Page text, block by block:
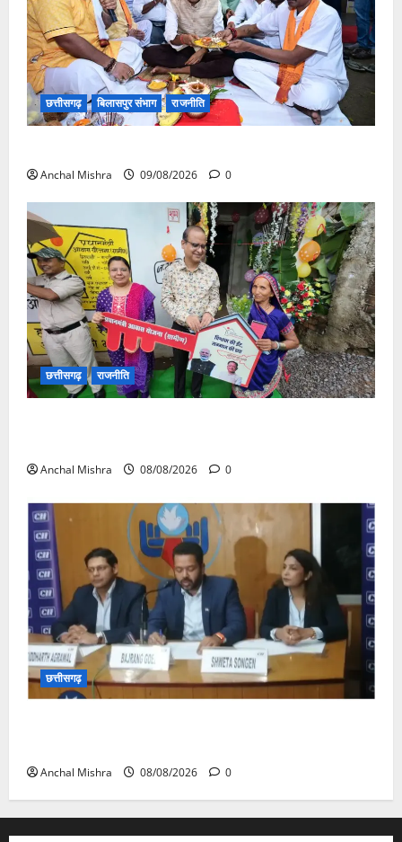
छत्तीसगढ़ बिलासपुर संभाग राजनीति
Anchal Mishra 09/08/2026 0
छत्तीसगढ़ राजनीति
Anchal Mishra 08/08/2026 0
छत्तीसगढ़
Anchal Mishra 08/08/2026 0